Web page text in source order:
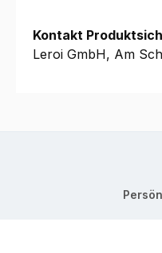
Kontakt
Leroi GmbH, Am